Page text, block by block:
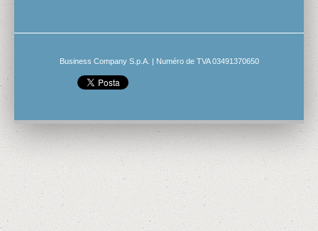
Business Company S.p.A. | Numéro de TVA 03491370650